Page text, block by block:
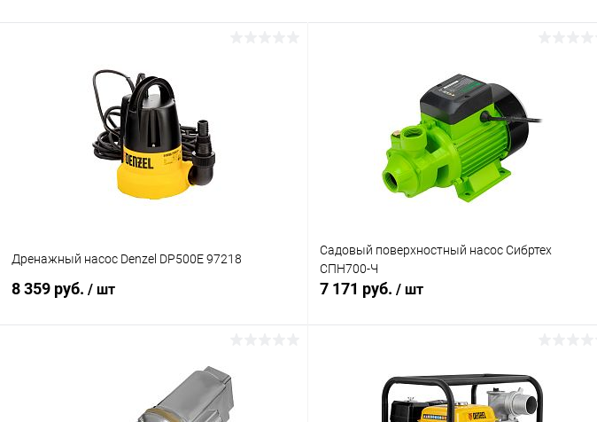
Дренажный насос Denzel DP500E 97218
8 359 руб. / шт
Сравнение
Садовый поверхностный насос Сибртех
СПН700-Ч
7 171 руб. / шт
Купить в 1 клик Сравнение